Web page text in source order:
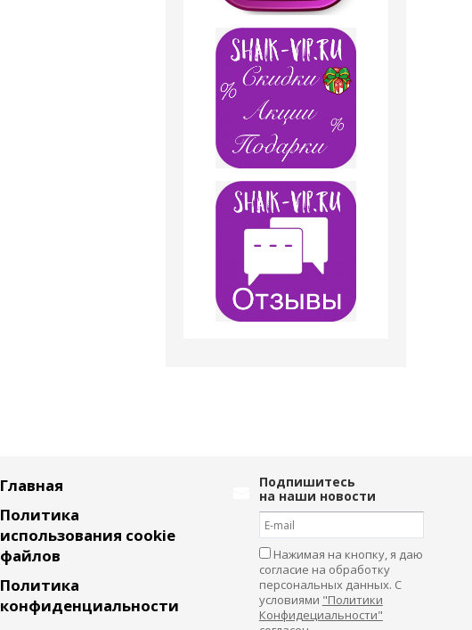
Главная
Политика
использования cookie
файлов
Политика
конфиденциальности
Подпишитесь
на наши новости
Нажимая на кнопку, я даю
согласие на обработку
персональных данных. С
условиями "Политики
Конфидециальности"